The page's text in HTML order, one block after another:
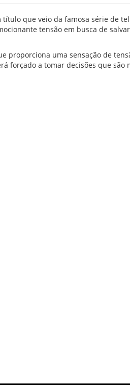
que veio da famosa série de
tensão em busca de
proporciona uma sensação de
forçado a tomar decisões que são